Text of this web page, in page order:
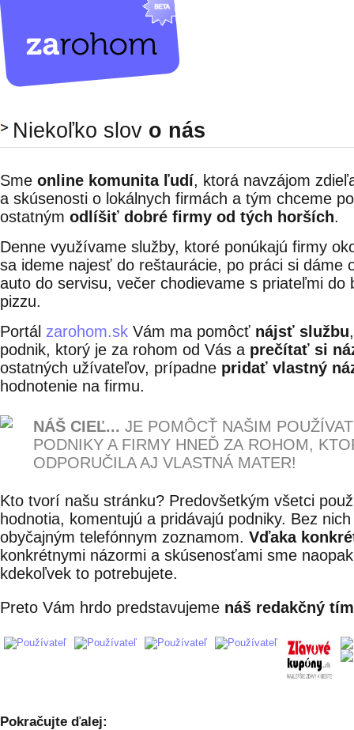
Niekoľko slov o nás
Sme online komunita ľudí, ktorá navzájom
a skúsenosti o lokálnych firmách a tým chceme
ostatným odlíšiť dobré firmy od tých horších.
Denne využívame služby, ktoré ponúkajú firmy
sa ideme najesť do reštaurácie, po práci si dáme
auto do servisu, večer chodievame s priateľmi do
pizzu.
Portál zarohom.sk Vám ma pomôcť nájsť službu
podnik, ktorý je za rohom od Vás a prečítať si
ostatných užívateľov, prípadne pridať vlastný
hodnotenie na firmu.
NÁŠ CIEĽ... JE POMÔCŤ NAŠIM
PODNIKY A FIRMY HNEĎ ZA ROHOM,
ODPORUČILA AJ VLASTNÁ MATER!
Kto tvorí našu stránku? Predovšetkým všetci
hodnotia, komentujú a pridávajú podniky. Bez
obyčajným telefónnym zoznamom. Vďaka
konkrétnymi názormi a skúsenosťami sme
kdekoľvek to potrebujete.
Preto Vám hrdo predstavujeme náš redakčný tím
Pokračujte ďalej: